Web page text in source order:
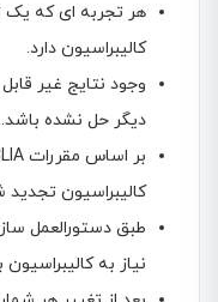
هر تجربه ای که یک
کالیبراسیون دارد.
وجود نتایج غیر
دیگر حل نشده باشد.
کالیبراسیون تجدید
طبق دستورالعمل
نیاز به کالیبراسیون